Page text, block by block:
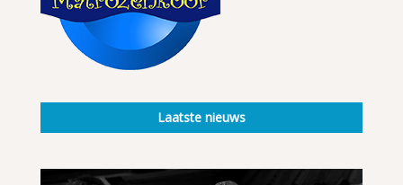
Laatste nieuws